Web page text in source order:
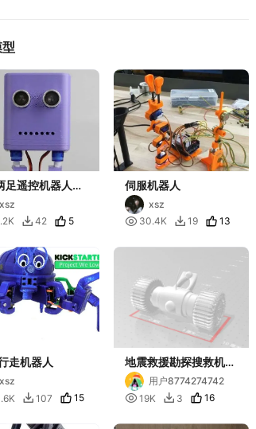
足遥控机器人
）
xsz
 42 5
伺服机器人
xsz
 30.4K  19 13
走机器人
xsz
 107 15
地震救援勘探搜救机器
人
用户8774274742
 19K  3 16